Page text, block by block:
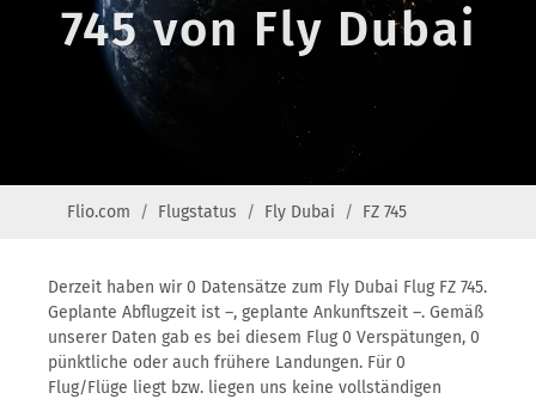
745 von Fly Dubai
Flio.com Flugstatus Fly Dubai FZ 745
Derzeit haben wir 0 Datensätze zum Fly Dubai Flug FZ 745.
Geplante Abflugzeit ist –, geplante Ankunftszeit –. Gemäß
unserer Daten gab es bei diesem Flug 0 Verspätungen, 0
pünktliche oder auch frühere Landungen. Für 0
Flug/Flüge liegt bzw. liegen uns keine vollständigen